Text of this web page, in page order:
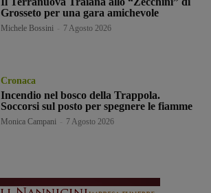
Grosseto per una gara amichevole
Michele Bossini 7 Agosto 2026
Cronaca
Incendio nel bosco della Trappola.
Soccorsi sul posto per spegnere le fiamme
Monica Campani 7 Agosto 2026